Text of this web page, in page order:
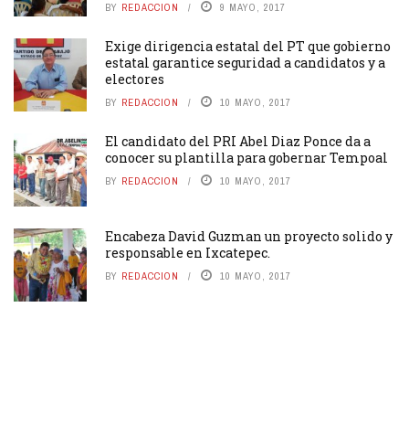
BY REDACCION 9 MAYO, 2017
Exige dirigencia estatal del PT que gobierno
estatal garantice seguridad a candidatos y a
electores
BY REDACCION 10 MAYO, 2017
El candidato del PRI Abel Diaz Ponce da a
conocer su plantilla para gobernar Tempoal
BY REDACCION 10 MAYO, 2017
Encabeza David Guzman un proyecto solido y
responsable en Ixcatepec.
BY REDACCION 10 MAYO, 2017